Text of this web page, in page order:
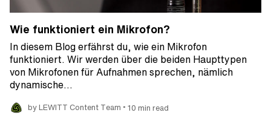
Wie funktioniert ein Mikrofon?
In diesem Blog erfährst du, wie ein Mikrofon
funktioniert. Wir werden über die beiden Haupttypen
von Mikrofonen für Aufnahmen sprechen, nämlich
dynamische…
by LEWITT Content Team • 10 min read